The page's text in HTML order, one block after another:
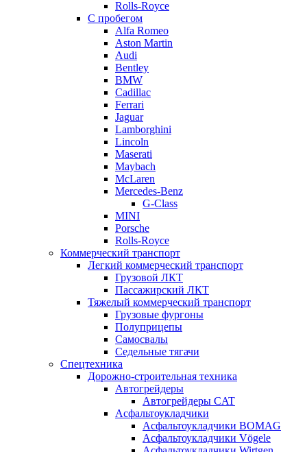
Rolls-Royce
С пробегом
Alfa Romeo
Aston Martin
Audi
Bentley
BMW
Cadillac
Ferrari
Jaguar
Lamborghini
Lincoln
Maserati
Maybach
McLaren
Mercedes-Benz
G-Class
MINI
Porsche
Rolls-Royce
Коммерческий транспорт
Легкий коммерческий транспорт
Грузовой ЛКТ
Пассажирский ЛКТ
Тяжелый коммерческий транспорт
Грузовые фургоны
Полуприцепы
Самосвалы
Седельные тягачи
Спецтехника
Дорожно-строительная техника
Автогрейдеры
Автогрейдеры CAT
Асфальтоукладчики
Асфальтоукладчики BOMAG
Асфальтоукладчики Vögele